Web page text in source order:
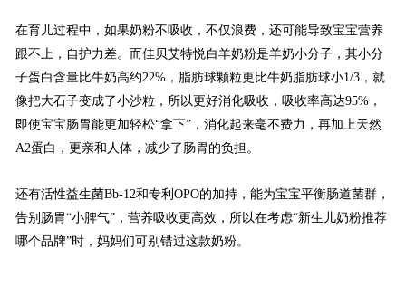
在育儿过程中，如果奶粉不吸收，不仅浪费，还可能导致宝宝营养
跟不上，自护力差。而佳贝艾特悦白羊奶粉是羊奶小分子，其小分
子蛋白含量比牛奶高约22%，脂肪球颗粒更比牛奶脂肪球小1/3，就
像把大石子变成了小沙粒，所以更好消化吸收，吸收率高达95%，
即使宝宝肠胃能更加轻松“拿下”，消化起来毫不费力，再加上天然
A2蛋白，更亲和人体，减少了肠胃的负担。
还有活性益生菌Bb-12和专利OPO的加持，能为宝宝平衡肠道菌群，
告别肠胃“小脾气”，营养吸收更高效，所以在考虑“新生儿奶粉推荐
哪个品牌”时，妈妈们可别错过这款奶粉。